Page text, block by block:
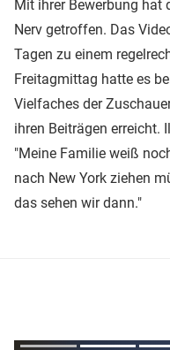
Mit ihrer Bewerbung hat
Nerv getroffen. Das
Tagen zu einem
Freitagmittag hatte es
Vielfaches der
ihren Beiträgen erreicht.
"Meine Familie weiß
nach New York ziehen
das sehen wir dann."